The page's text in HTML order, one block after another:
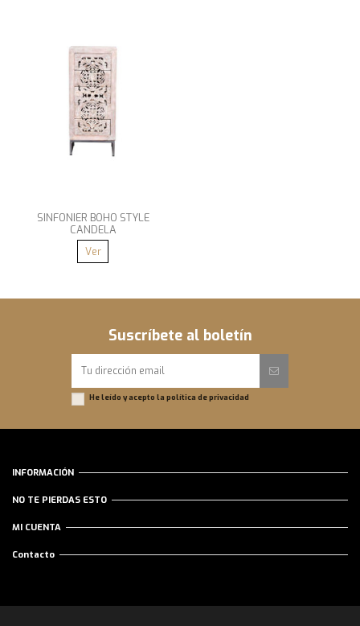
SINFONIER BOHO STYLE
CANDELA
Ver
Suscríbete al boletín
He leído y acepto la política de privacidad
INFORMACIÓN
NO TE PIERDAS ESTO
MI CUENTA
Contacto